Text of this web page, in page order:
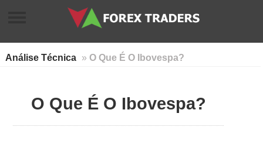
Análise Técnica » O Que É O Ibovespa?
O Que É O Ibovespa?